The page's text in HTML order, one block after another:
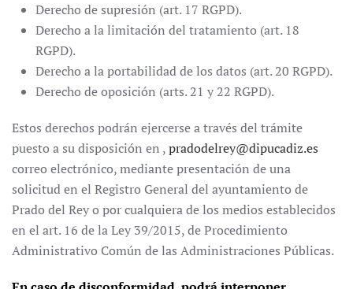
Derecho de supresión (art. 17 RGPD).
Derecho a la limitación del tratamiento (art. 18
RGPD).
Derecho a la portabilidad de los datos (art. 20 RGPD).
Derecho de oposición (arts. 21 y 22 RGPD).
Estos derechos podrán ejercerse a través del trámite
puesto a su disposición en ,pradodelrey@dipucadiz.es
correo electrónico, mediante presentación de una
solicitud en el Registro General del ayuntamiento de
Prado del Rey o por cualquiera de los medios establecidos
en el art. 16 de la Ley 39/2015, de Procedimiento
Administrativo Común de las Administraciones Públicas.